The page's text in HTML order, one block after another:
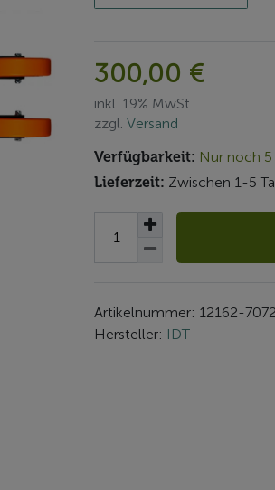
300,00 €
inkl. 19% MwSt.
zzgl. Versand
Verfügbarkeit: Nur noch
Lieferzeit: Zwischen 1-5
Artikelnummer: 12162-
Hersteller: IDT